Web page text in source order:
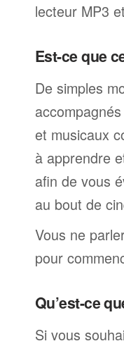
lecteur MP3
Est-ce que
De simples
et musicaux
à apprendre
afin de vous
au bout de
Vous ne
pour
Qu’est-ce
Si vous